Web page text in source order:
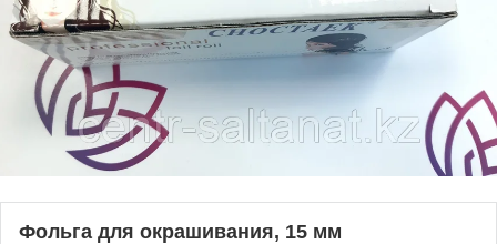
Фольга для окрашивания, 15 мм